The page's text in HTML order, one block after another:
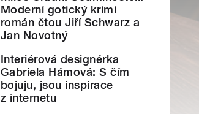
Moderní gotický krimi
román čtou Jiří Schwarz a
Jan Novotný
Interiérová designérka
Gabriela Hámová: S čím
bojuju, jsou inspirace
z internetu